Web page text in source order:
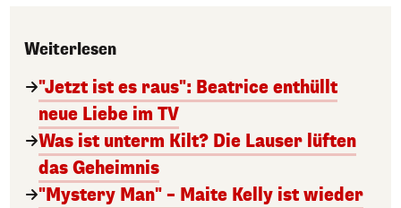
Weiterlesen
"Jetzt ist es raus": Beatrice enthüllt
neue Liebe im TV
Was ist unterm Kilt? Die Lauser lüften
das Geheimnis
"Mystery Man" – Maite Kelly ist wieder